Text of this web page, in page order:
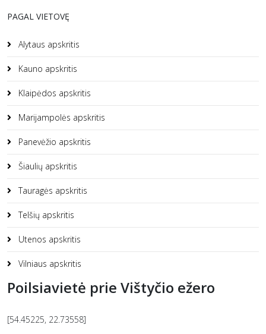
PAGAL VIETOVĘ
Alytaus apskritis
Kauno apskritis
Klaipėdos apskritis
Marijampolės apskritis
Panevėžio apskritis
Šiaulių apskritis
Tauragės apskritis
Telšių apskritis
Utenos apskritis
Vilniaus apskritis
Poilsiavietė prie Vištyčio ežero
[54.45225, 22.73558]